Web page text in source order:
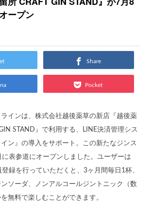
ープン
Share
Pocket
インは、株式会社越後薬草の新店『越後薬
STAND』で利用する、LINE決済管理シス
ン』の導入をサポート。この新たなジンス
に表参道にオープンしました。ユーザーは
登録を行っていただくと、3ヶ月間毎日1杯、
ソーダ、ノンアルコールジントニック（数
無料で楽しむことができます。